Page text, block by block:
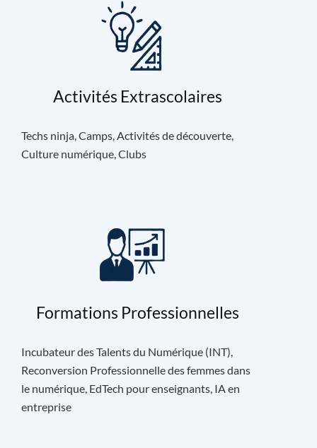
Activités Extrascolaires
Techs ninja, Camps, Activités de découverte,
Culture numérique, Clubs
Formations Professionnelles
Incubateur des Talents du Numérique (INT),
Reconversion Professionnelle des femmes dans
le numérique, EdTech pour enseignants, IA en
entreprise